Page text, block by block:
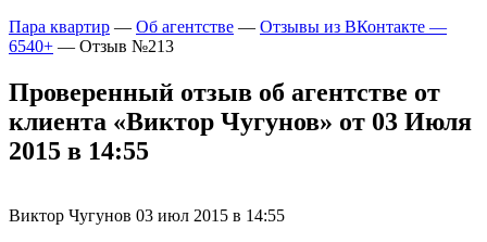
Пара квартир — Об агентстве — Отзывы из ВКонтакте —
6540+ — Отзыв №213
Проверенный отзыв об агентстве от
клиента «Виктор Чугунов» от 03 Июля
2015 в 14:55
Виктор Чугунов 03 июл 2015 в 14:55